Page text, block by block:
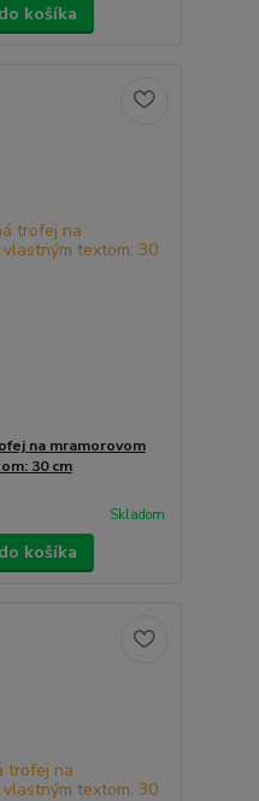
košíka
na mramorovom
30 cm
Skladom
košíka